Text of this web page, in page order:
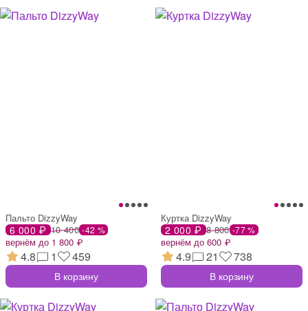
Пальто DizzyWay
6 000 ₽ 10 400 -42 %
вернём до 1 800 ₽
4.8 1 459
В корзину
Куртка DizzyWay
2 000 ₽ 8 800 -77 %
вернём до 600 ₽
4.9 21 738
В корзину